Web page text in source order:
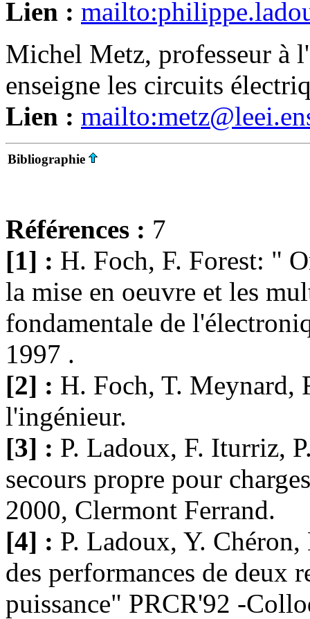
Lien :
Michel Metz, professeur à
enseigne les circuits
Lien :
Bibliographie
Références : 7
[1] : H. Foch, F. Forest: "
la mise en oeuvre et les
fondamentale de
1997 .
[2] : H. Foch, T. Meynard,
l'ingénieur.
[3] : P. Ladoux, F. Iturriz,
secours propre pour
2000, Clermont Ferrand.
[4] : P. Ladoux, Y.
des performances de deux
puissance" PRCR'92 -